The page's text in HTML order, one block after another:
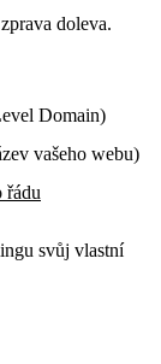
doleva.
Domain)
vašeho webu)
řádu
svůj vlastní